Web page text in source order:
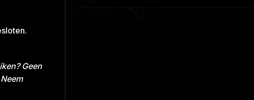
Geen